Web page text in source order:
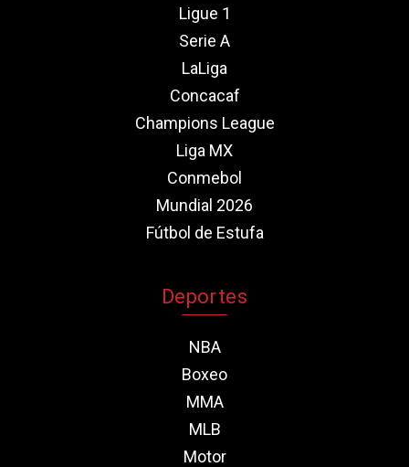
Ligue 1
Serie A
LaLiga
Concacaf
Champions League
Liga MX
Conmebol
Mundial 2026
Fútbol de Estufa
Deportes
NBA
Boxeo
MMA
MLB
Motor